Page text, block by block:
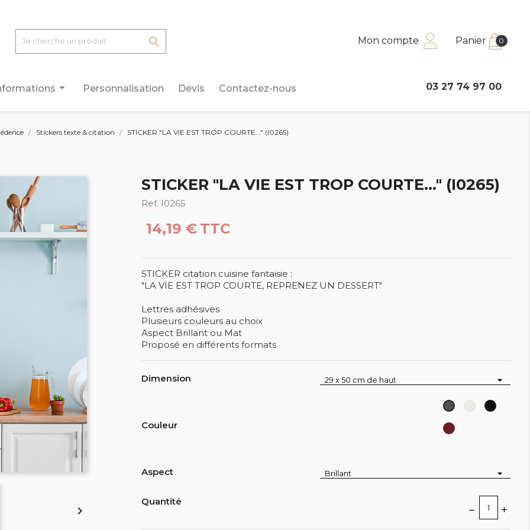
 Mon compte Panier 0
arrow_drop_down Personnalisation Devis Contactez-nous 03 27 74 97 00
Stickers texte & citation STICKER "LA VIE EST TROP COURTE..." (I0265)

STICKER "LA VIE EST TROP COURTE..." (I0265)
Ref. I0265
14,19 € TTC
STICKER citation cuisine fantaisie :
"LA VIE EST TROP COURTE, REPRENEZ UN DESSERT"
Lettres adhésives
Plusieurs couleurs au choix
Aspect Brillant ou Mat
Proposé en différents formats
Dimension
Couleur
Gris BlancNoir
Rouge
Aspect
Quantité